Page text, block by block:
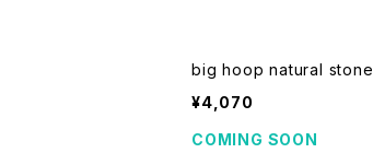
big hoop natural stone
¥4,070
COMING SOON